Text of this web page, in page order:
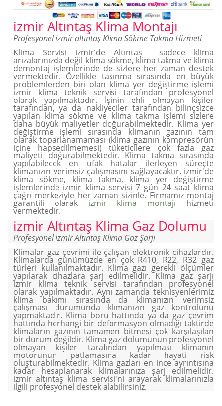
izmir Altıntaş Klima Montajı
Profesyonel izmir altıntaş Klima Sökme Takma Hizmeti
Klima Servisi izmir'de Altıntaş sadece klima
arızalarınızda değil klima sökme, klima takma ve klima
demontaj işlemlerinde de sizlere her zaman destek
vermektedir. Özellikle taşınma sırasında en büyük
problemlerden biri olan klima yer değiştirme işlemi
izmir klima teknik servisi tarafından profesyonel
olarak yapılmaktadır. İşinin ehli olmayan kişiler
tarafından, ya da nakliyeciler tarafından bilinçsizce
yapılan klima sökme ve klima takma işlemi sizlere
daha büyük maliyetler doğurabilmektedir. Klima yer
değiştirme işlemi sırasında klimanın gazının tam
olarak toparlanamaması (klima gazının kompresörün
içine hapsedilmemesi) tüketicilere çok fazla gaz
maliyeti doğurabilmektedir. Klima takma sırasında
yapılabilecek en ufak hatalar ilerleyen süreçte
klimanızın verimsiz çalışmasını sağlayacaktır. izmir'de
klima sökme, klima takma, klima yer değiştirme
işlemlerinde izmir klima servisi 7 gün 24 saat klima
çağrı merkeziyle her zaman sizinle. Firmamız montaj
garantili olarak izmir klima montajı hizmeti
vermektedir.
izmir Altıntaş Klima Gaz Dolumu
Profesyonel izmir Altıntaş Klima Gaz Şarjı
Klimalar gaz çevrimi ile çalışan elektronik cihazlardır.
Klimalarda günümüzde en çok R410, R22, R32 gaz
türleri kullanılmaktadır. Klima gazı gerekli ölçümler
yapılarak cihazlara şarj edilmelidir. Klima gaz şarjı
izmir klima teknik servisi tarafından profesyonel
olarak yapılmaktadır. Aynı zamanda teknisyenlerimiz
klima bakımı sırasında da klimanızın verimsiz
çalışması durumunda klimanızın gaz kontrolünü
yapmaktadır. Klima boru hattında ya da gaz çevrim
hattında herhangi bir deformasyon olmadığı taktirde
klimaların gazının tamamen bitmesi çok karşılaşılan
bir durum değildir. Klima gaz dolumunun profesyonel
olmayan kişiler tarafından yapılması klimanın
motorunun patlamasına kadar hayati risk
oluşturabilmektedir. Klima gazları en ince ayrıntısına
kadar hesaplanarak klimalarınıza şarj edilmelidir.
izmir altıntaş klima servisi'ni arayarak klimalarınızla
ilgili profesyonel destek alabilirsiniz.